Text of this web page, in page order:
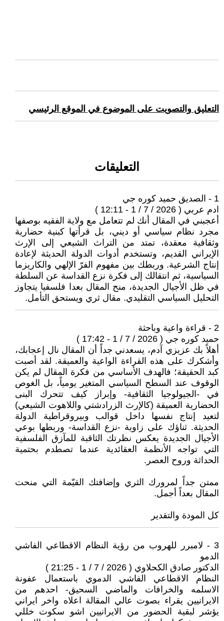
التعليق والتصويت على الموضوع في الموقع الرئيسي
التعليقات
1 - الصديق حميد كوره جي
ادم عربي ( 2026 / 7 / 1 - 12:11 )
أعجبني في المقال أنك لم تتعامل مع ولاية الفقيه بوصفها
مجرد نظام سياسي أو ديني، بل قرأتها كبنية حضارية
وثقافية معقدة، تمتد من التراث الشيعي إلى الإرث
الإيراني القديم، وتستخدم أدوات الدولة الحديثة لإعادة
إنتاج الشرعية. وربطك بين مفهوم الفرّ الإلهي والكاريزما
السياسية، ثم انتقالك إلى فكرة نزع القداسة عن السلطة
في ظل الأجيال الجديدة، منح المقال بعدا فلسفيا يتجاوز
التحليل السياسي التقليدي. مقال ثري ويستحق التأمل.
2 - قراءة واعية وباحثة
حميد كوره جي ( 2026 / 7 / 1 - 17:42 )
أهلاً بك عزيزي آدم، يسعدني جداً أن المقال نال إعجابك،
وأشكرك على هذه القراءة الواعية والعميقة. لقد أصبت
كبد الحقيقة؛ فالهدف الأساسي من فكرة المقال لم يكن
الوقوف عند السطح السياسي المتغير يومياً، بل الغوص
في -الجيولوجيا الثقافية- وإبراز كيف تتحرك البنى
الحضارية العميقة (كالإرث الزرادشتي واللاهوت الشيعي)
لتعيد إنتاج نفسها داخل قوالب وبيروقراطية الدولة
الحديثة. ثناؤك على زاوية -نزع القداسة- وربطها بوعي
الأجيال الجديدة يعكس نظرتك الثاقبة للمآزق الفلسفية
التي تواجه الأنظمة العقائدية عندما تصطدم بحتمية
الحداثة وروح العصر.
ممتن جداً لمرورك الثري وإضافتك القيّمة التي منحت
المقال بعداً أجمل.
كل المودة والتقدير
3 - لامبرر للهروب من رؤية النظام الاقطاعي الفاشي
الدمو
الدكتور صادق الكحلاوي ( 2026 / 7 / 1 - 21:25 )
النظام الاقطاعي الفاشي الدموي باستعمال عفونة
الاسلمه والخرافات والماضي السحيق- احدهم من
الايرانيين يقراء بصوت عالي المقالة اعلاه واخر ايراني
يؤشر لبقية الحضور من الايرانيين اشو سكوت خللي